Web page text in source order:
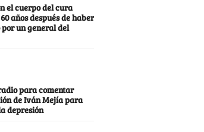
el cuerpo del cura
años después de haber
un general del
para comentar
de Iván Mejía para
depresión